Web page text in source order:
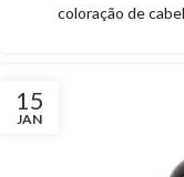
coloração de
15
JAN